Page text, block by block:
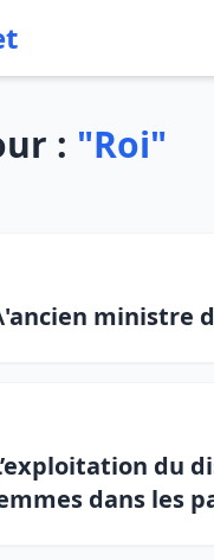
: "Roi"
ministre
dans les